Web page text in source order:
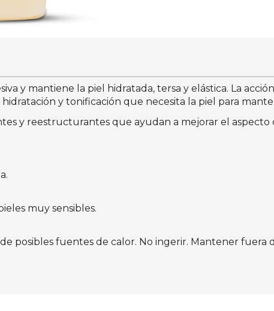
y mantiene la piel hidratada, tersa y elástica. La
y tonificación que necesita la piel para
y reestructurantes que ayudan a mejorar el
muy sensibles.
posibles fuentes de calor. No ingerir. Mantener fuera